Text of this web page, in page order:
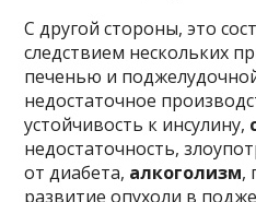
С другой стороны, это
следствием нескольких
печенью и
недостаточное
устойчивость к инсулину,
недостаточность,
от диабета, алкоголизм,
развитие опухоли в